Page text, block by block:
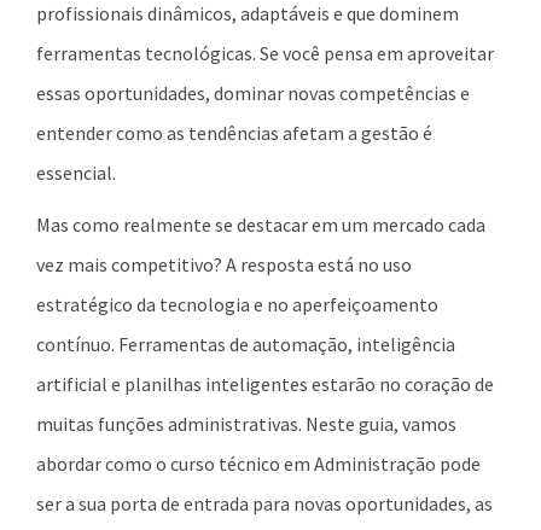
profissionais dinâmicos, adaptáveis e que dominem
ferramentas tecnológicas. Se você pensa em aproveitar
essas oportunidades, dominar novas competências e
entender como as tendências afetam a gestão é
essencial.
Mas como realmente se destacar em um mercado cada
vez mais competitivo? A resposta está no uso
estratégico da tecnologia e no aperfeiçoamento
contínuo. Ferramentas de automação, inteligência
artificial e planilhas inteligentes estarão no coração de
muitas funções administrativas. Neste guia, vamos
abordar como o curso técnico em Administração pode
ser a sua porta de entrada para novas oportunidades, as